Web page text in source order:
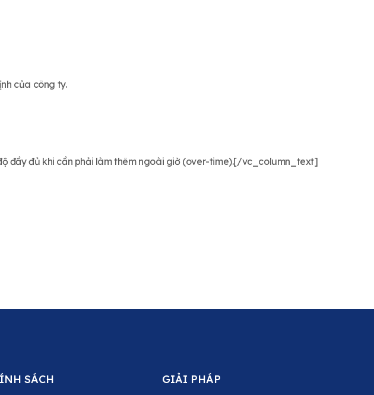
của công ty.
đầy đủ khi cần phải làm thêm ngoài giờ (over-time).[/vc_column_text]
SÁCH GIẢI PHÁP